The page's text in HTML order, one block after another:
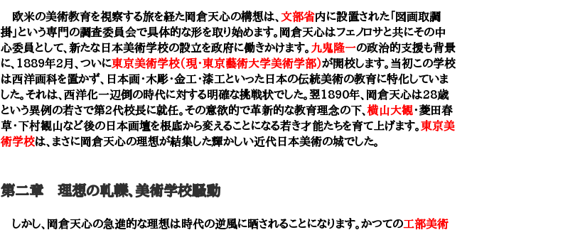
欧米の美術教育を視察する旅を経た岡倉天心の構想は、 文部省内に設置された「図画取調
掛」という専門の調査委員会で具体的な形を取り始めます。岡倉天心はフェノロサと共にその中
心委員として、新たな日本美術学校の設立を政府に働きかけます。 九鬼隆一の政治的支援も背景
に、1889年2月、ついに東京美術学校（現・東京藝術大学美術学部）が開校します。当初この学校
は西洋画科を置かず、日本画・木彫・金工・漆工といった日本の伝統美術の教育に特化していま
した。それは、西洋化一辺倒の時代に対する明確な挑戦状でした。翌1890年、岡倉天心は28歳
という異例の若さで第2代校長に就任。その意欲的で革新的な教育理念の下、横山大観・菱田春
草・下村観山など後の日本画壇を根底から変えることになる若き才能たちを育て上げます。東京美
術学校は、まさに岡倉天心の理想が結集した輝かしい近代日本美術の城でした。
第二章 理想の軋轢、美術学校騒動
しかし、岡倉天心の急進的な理想は時代の逆風に晒されることになります。かつての工部美術